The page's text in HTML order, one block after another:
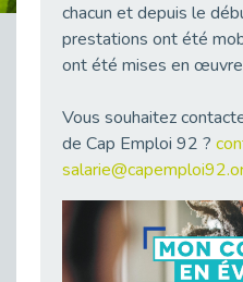
Publié le 29/04/2026
Publié le 27/04/2026
Mobilisation pour
Publié le 24/04/2026
Publié le 23/04/2026
chacun et depuis le
prestations ont été
ont été mises en
Vous souhaitez
de Cap Emploi 92 ?